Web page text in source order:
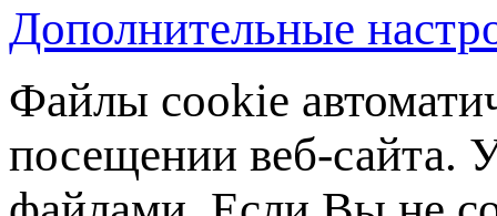
Дополнительные
Файлы cookie
посещении веб-сайта.